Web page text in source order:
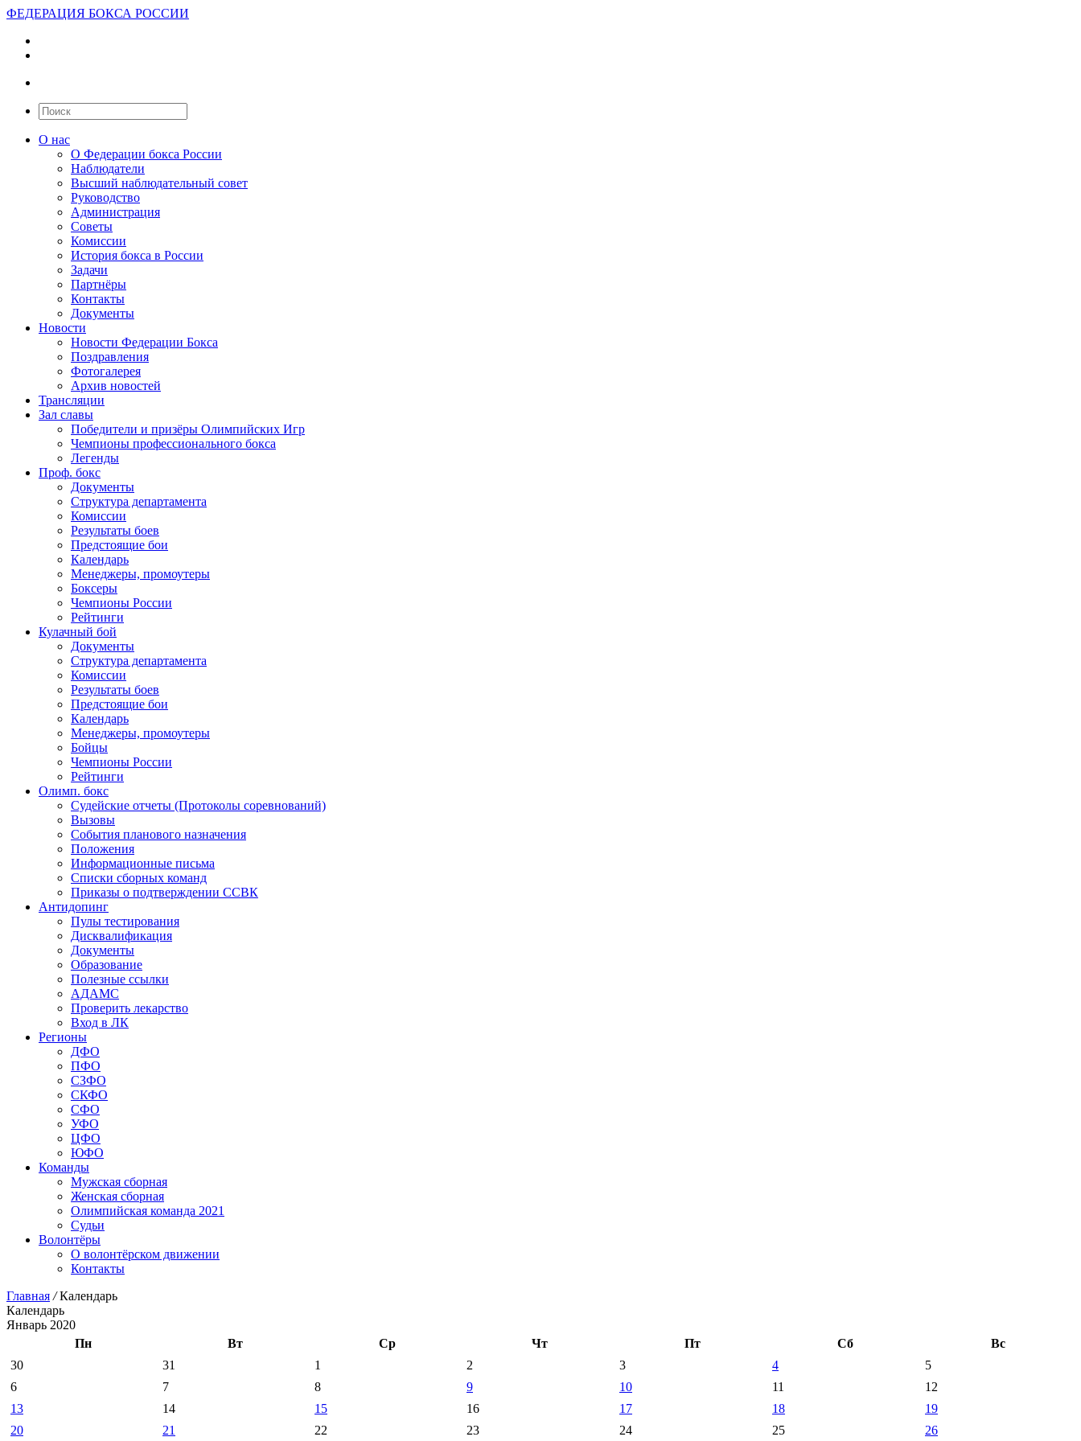
ФЕДЕРАЦИЯ БОКСА РОССИИ
О нас
О Федерации бокса России
Наблюдатели
Высший наблюдательный совет
Руководство
Администрация
Советы
Комиссии
История бокса в России
Задачи
Партнёры
Контакты
Документы
Новости
Новости Федерации Бокса
Поздравления
Фотогалерея
Архив новостей
Трансляции
Зал славы
Победители и призёры Олимпийских Игр
Чемпионы профессионального бокса
Легенды
Проф. бокс
Документы
Структура департамента
Комиссии
Результаты боев
Предстоящие бои
Календарь
Менеджеры, промоутеры
Боксеры
Чемпионы России
Рейтинги
Кулачный бой
Документы
Структура департамента
Комиссии
Результаты боев
Предстоящие бои
Календарь
Менеджеры, промоутеры
Бойцы
Чемпионы России
Рейтинги
Олимп. бокс
Судейские отчеты (Протоколы соревнований)
Вызовы
События планового назначения
Положения
Информационные письма
Списки сборных команд
Приказы о подтверждении ССВК
Антидопинг
Пулы тестирования
Дисквалификация
Документы
Образование
Полезные ссылки
АДАМС
Проверить лекарство
Вход в ЛК
Регионы
ДФО
ПФО
СЗФО
СКФО
СФО
УФО
ЦФО
ЮФО
Команды
Мужская сборная
Женская сборная
Олимпийская команда 2021
Судьи
Волонтёры
О волонтёрском движении
Контакты
Главная /Календарь
Календарь
Январь 2020
Пн
Вт Ср Чт Пт Сб
Вс
30
31 1 2 3 4
5
6
7 8 9 10 11
12
13
14 15 16 17 18
19
20
21 22 23 24 25 26